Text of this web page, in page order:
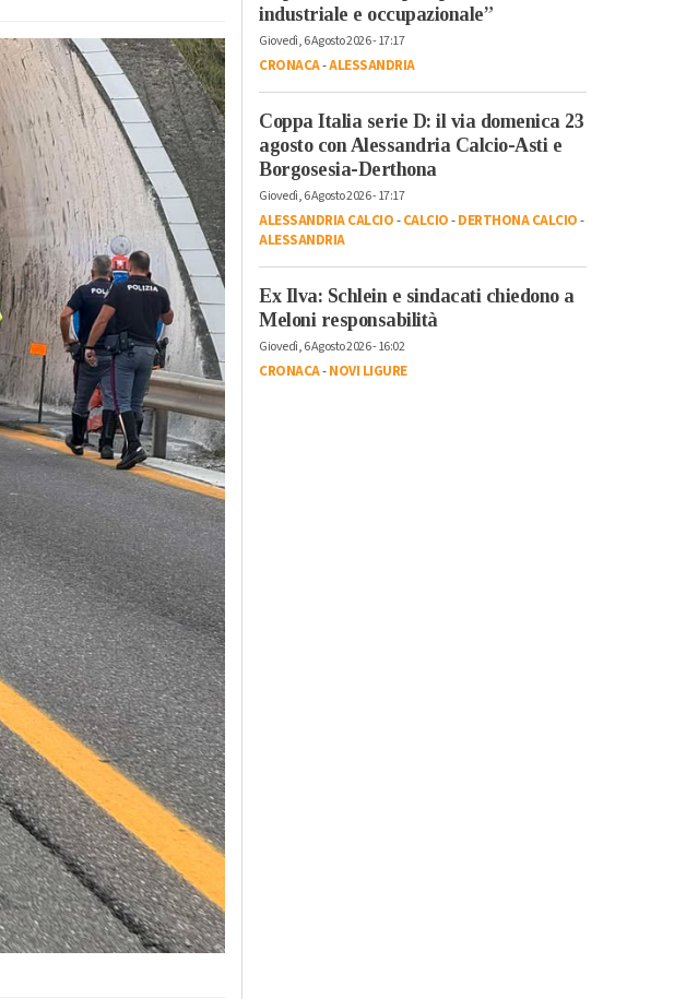
industriale e occupazionale”
Giovedì, 6 Agosto 2026 - 17:17
CRONACA-ALESSANDRIA
Coppa Italia serie D: il via domenica 23
agosto con Alessandria Calcio-Asti e
Borgosesia-Derthona
Giovedì, 6 Agosto 2026 - 17:17
ALESSANDRIA CALCIO-CALCIO-DERTHONA CALCIO-
ALESSANDRIA
Ex Ilva: Schlein e sindacati chiedono a
Meloni responsabilità
Giovedì, 6 Agosto 2026 - 16:02
CRONACA-NOVI LIGURE